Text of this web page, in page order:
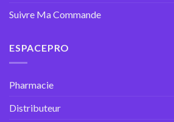
Suivre Ma Commande
ESPACEPRO
Pharmacie
Distributeur